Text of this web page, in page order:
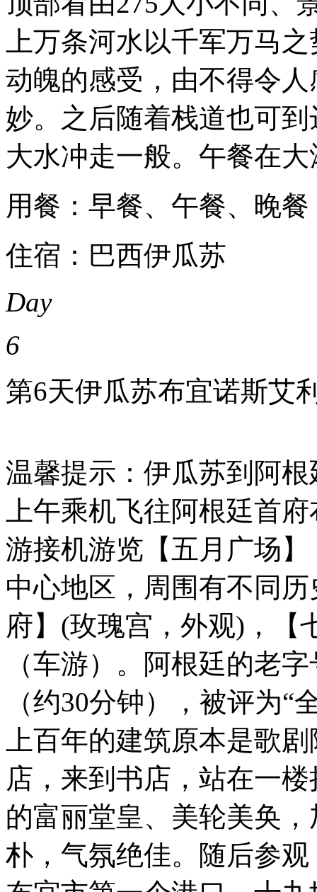
上万条河水以千军万马
动魄的感受，由不得令
妙。之后随着栈道也可
大水冲走一般。午餐在
用餐：早餐、午餐、晚餐
住宿：巴西伊瓜苏
Day
6
第6天伊瓜苏布宜诺斯艾
温馨提示：伊瓜苏到阿
上午乘机飞往阿根廷首
游接机游览【五月广场
中心地区，周围有不同
府】(玫瑰宫，外观)，【
（车游）。阿根廷的老
（约30分钟），被评为
上百年的建筑原本是歌
店，来到书店，站在一
的富丽堂皇、美轮美奂
朴，气氛绝佳。随后参